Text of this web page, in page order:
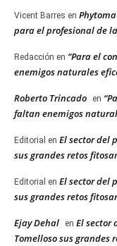
Vicent Barres en
para el profesional de
Redacción en “Para el
enemigos naturales
Roberto Trincado en
faltan enemigos
Editorial en El sector del
sus grandes retos
Editorial en El sector del
sus grandes retos
Ejay Dehal en El sector
Tomelloso sus grandes